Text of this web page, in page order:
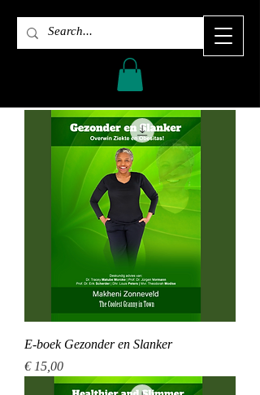
E-boek Gezonder en Slanker
Price
€ 15,00